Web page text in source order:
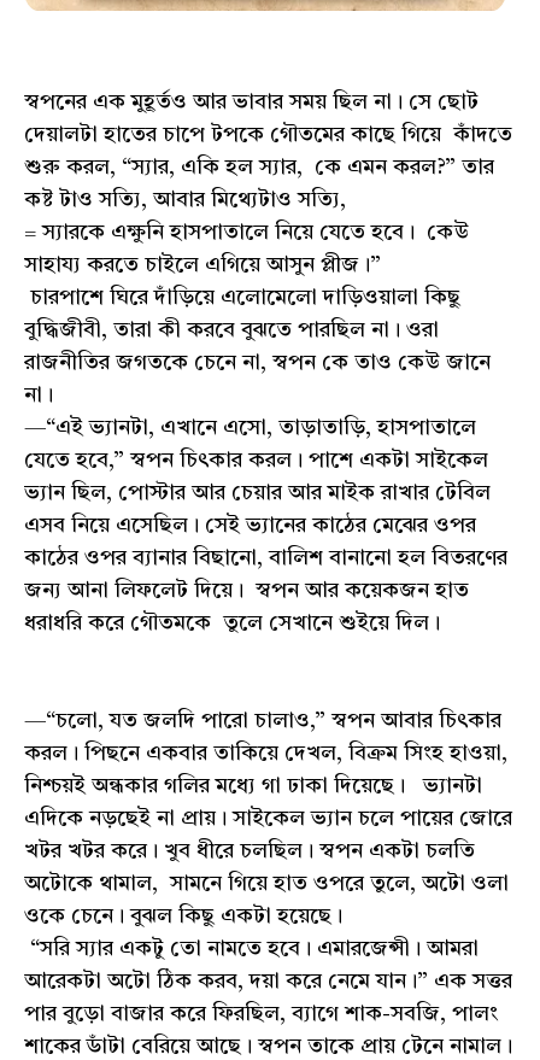
স্বপনের এক মুহূর্তও আর ভাবার সময় ছিল না। সে ছোট
দেয়ালটা হাতের চাপে টপকে গৌতমের কাছে গিয়ে কাঁদতে
শুরু করল, “স্যার, একি হল স্যার, কে এমন করল?” তার
কষ্ট টাও সত্যি, আবার মিথ্যেটাও সত্যি,
= স্যারকে এক্ষুনি হাসপাতালে নিয়ে যেতে হবে। কেউ
সাহায্য করতে চাইলে এগিয়ে আসুন প্লীজ।”
চারপাশে ঘিরে দাঁড়িয়ে এলোমেলো দাড়িওয়ালা কিছু
বুদ্ধিজীবী, তারা কী করবে বুঝতে পারছিল না। ওরা
রাজনীতির জগতকে চেনে না, স্বপন কে তাও কেউ জানে
না।
—“এই ভ্যানটা, এখানে এসো, তাড়াতাড়ি, হাসপাতালে
যেতে হবে,” স্বপন চিৎকার করল। পাশে একটা সাইকেল
ভ্যান ছিল, পোস্টার আর চেয়ার আর মাইক রাখার টেবিল
এসব নিয়ে এসেছিল। সেই ভ্যানের কাঠের মেঝের ওপর
কাঠের ওপর ব্যানার বিছানো, বালিশ বানানো হল বিতরণের
জন্য আনা লিফলেট দিয়ে। স্বপন আর কয়েকজন হাত
ধরাধরি করে গৌতমকে তুলে সেখানে শুইয়ে দিল।
—“চলো, যত জলদি পারো চালাও,” স্বপন আবার চিৎকার
করল। পিছনে একবার তাকিয়ে দেখল, বিক্রম সিংহ হাওয়া,
নিশ্চয়ই অন্ধকার গলির মধ্যে গা ঢাকা দিয়েছে। ভ্যানটা
এদিকে নড়ছেই না প্রায়। সাইকেল ভ্যান চলে পায়ের জোরে
খটর খটর করে। খুব ধীরে চলছিল। স্বপন একটা চলতি
অটোকে থামাল, সামনে গিয়ে হাত ওপরে তুলে, অটো ওলা
ওকে চেনে। বুঝল কিছু একটা হয়েছে।
“সরি স্যার একটু তো নামতে হবে। এমারজেন্সী। আমরা
আরেকটা অটো ঠিক করব, দয়া করে নেমে যান।” এক সত্তর
পার বুড়ো বাজার করে ফিরছিল, ব্যাগে শাক-সবজি, পালং
শাকের ডাঁটা বেরিয়ে আছে। স্বপন তাকে প্রায় টেনে নামাল।